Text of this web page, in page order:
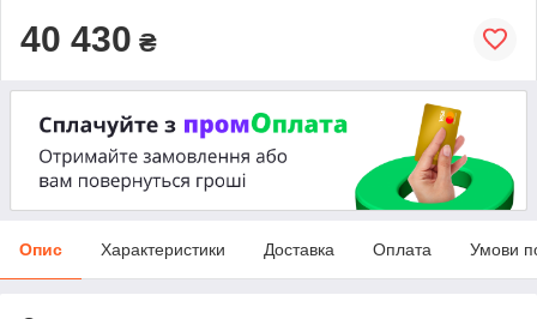
40 430 ₴
Опис Характеристики Доставка Оплата Умови